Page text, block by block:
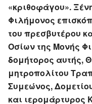
«κριθοφάγου».
Φιλήμονος
του πρεσβυτέρου
Οσίων της Μονής
δομήτορος αυτής,
μητροπολίτου
Συμεώνος,
και ιερομάρτυρος